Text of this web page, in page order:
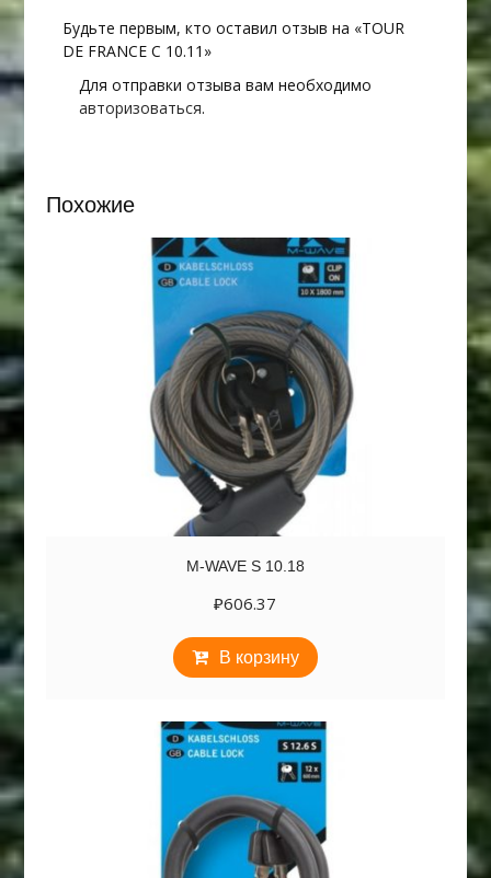
Будьте первым, кто оставил отзыв на «TOUR
DE FRANCE C 10.11»
Для отправки отзыва вам необходимо
авторизоваться.
Похожие
M-WAVE S 10.18
₽606.37
В корзину